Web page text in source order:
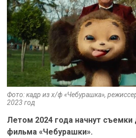
Фото: кадр из х/ф «Чебурашка»,
2023 год
Летом 2024 года начнут съемки
фильма «Чебурашки».